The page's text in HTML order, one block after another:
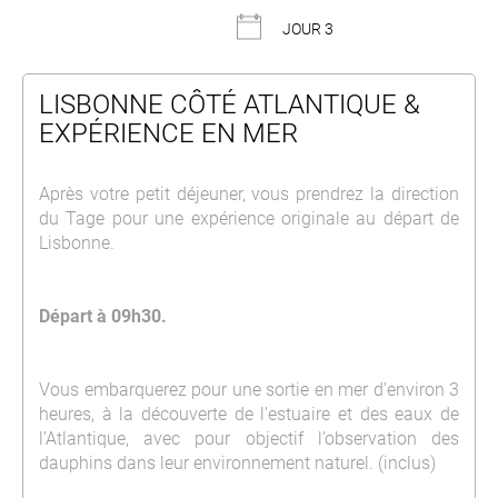
JOUR 3
LISBONNE CÔTÉ ATLANTIQUE &
EXPÉRIENCE EN MER
Après votre petit déjeuner, vous prendrez la direction
du Tage pour une expérience originale au départ de
Lisbonne.
Départ à 09h30.
Vous embarquerez pour une sortie en mer d’environ 3
heures, à la découverte de l’estuaire et des eaux de
l’Atlantique, avec pour objectif l’observation des
dauphins dans leur environnement naturel. (inclus)